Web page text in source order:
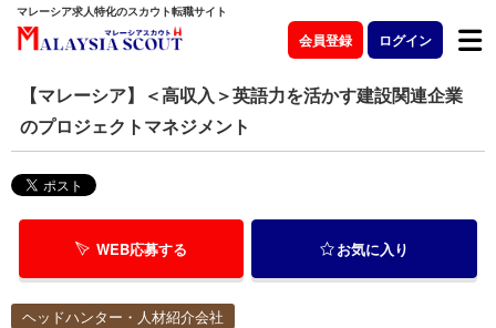
マレーシア求人特化のスカウト転職サイト
会員登録 ログイン
【マレーシア】＜高収入＞英語力を活かす建設関連企業
のプロジェクトマネジメント
WEB応募する お気に入り
ヘッドハンター・人材紹介会社